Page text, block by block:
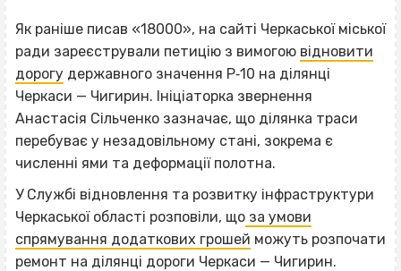
Як раніше писав «18000», на сайті Черкаської міської
ради зареєстрували петицію з вимогою відновити
дорогу державного значення Р‐10 на ділянці
Черкаси — Чигирин. Ініціаторка звернення
Анастасія Сільченко зазначає, що ділянка траси
перебуває у незадовільному стані, зокрема є
численні ями та деформації полотна.
У Службі відновлення та розвитку інфраструктури
Черкаської області розповіли, що за умови
спрямування додаткових грошей можуть розпочати
ремонт на ділянці дороги Черкаси — Чигирин.